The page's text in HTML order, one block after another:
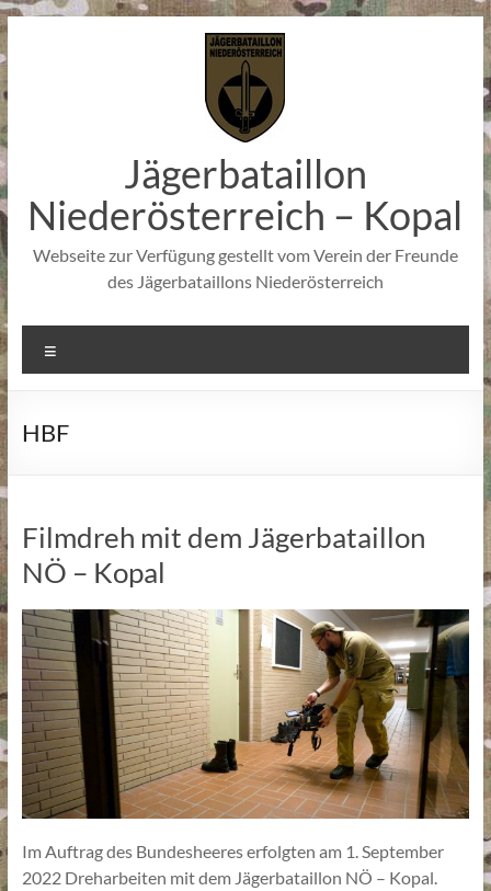
Zum
springen
Jägerbataillon
Niederösterreich – Kopal
Webseite zur Verfügung gestellt vom Verein der Freunde
des Jägerbataillons Niederösterreich
HBF
Filmdreh mit dem Jägerbataillon
NÖ – Kopal
Im Auftrag des Bundesheeres erfolgten am 1. September
2022 Dreharbeiten mit dem Jägerbataillon NÖ – Kopal.